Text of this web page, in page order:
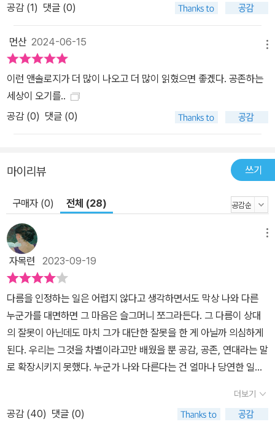
국 ‘나’는 경찰에 신고하고 그제서야 ‘주승이’는 지긋지긋한 폭력에서
벗어나게 된다. 그러나 ‘나’는 선생님이 “잘 살펴봐 주시고 즉시 신고
해 주신 덕분”이라는 주변의 칭찬이 영 마뜩지 않다. 평소 “어린이집
선생은 보육 서비스직”이라고 생각했기 때문이다. 하지만 얼음장 같
이 차가웠던 ‘나’의 마음에도 천천히 온기가 스민다. 언니가 ‘나’의 일
상으로 불쑥 찾아들어 온 다음부터이다. 평소 ‘나’에게 골칫거리였던
언니는 유기견 센터에 봉사를 다니더니, 급기야는 불쌍한 개를 집으
마음의 움직임을 확인하면서 ‘나’는 유기되었던 개를 집으로 받아들
이고, 한심했던 언니도 점점 이해하게 된다. 몸과 마음의 여러 모양새
우리의 몸과 마음은 각자의 모양새가 있다. 그런데 이렇게 남들과 다
른 것이 이유가 되어 살아가는 데 불편과 시련을 감당해야 하는 사람
들이 있다. 「백은학원연합회 회장 경화」(조남주)에서는 병들고 나이
든 몸이 사람들의 마음을 불편하게 한다. ‘백은빌딩’ 옆에 있던 낡은
상가가 사라지고, 그 자리에 요양원이 들어선다는 소식 때문이다. 그
소식이 들려온 순간 병들고 늙은 몸뚱이는 ‘서영동’의 골칫거리이자
혐오의 대상이 된다. 그런데 요양원을 반대하던 ‘경화’의 태도에 의미
있는 변화가 일어난다. 엄마가 치매 안심 센터에서 “인지 저하로 판명
되”어 “처지가 달라”진 것이다. 엄마를 돌봐야 하는 입장이 되자 ‘경
화’는 요양원을 반대했던 스스로에게 “한심하고 답답하고 부끄러”운
감정을 느낀다. 뜻하지 않게 사회적 약자의 편으로 돌아서게 된 ‘경
자로 오해받는 여성이다. ‘수진’은 세상이 정한 여성의 모습에 딱 맞아
공감 (1) 댓글 (0)
먼산 2024-06-15
이런 앤솔로지가 더 많이 나오고 더 많이 읽혔으면 좋겠다. 공존하는
세상이 오기를..
공감 (0) 댓글 (0)
마이리뷰 쓰기
구매자 (0) 전체 (28)
자목련 2023-09-19
다름을 인정하는 일은 어렵지 않다고 생각하면서도 막상 나와 다른
누군가를 대면하면 그 마음은 슬그머니 쪼그라든다. 그 다름이 상대
의 잘못이 아닌데도 마치 그가 대단한 잘못을 한 게 아닐까 의심하게
된다. 우리는 그것을 차별이라고만 배웠을 뿐 공감, 공존, 연대라는 말
로 확장시키지 못했다. 누군가 나와 다른다는 건 얼마나 당연한 일인
도 다르다. 왜 당연한 것들을 인정하고 서로에게 스며드는 일은 어려
운가. 개인주의 이기심, 그리고 나에게는 그런 일들이 일어나지 않을
더보기
공감 (40) 댓글 (0)